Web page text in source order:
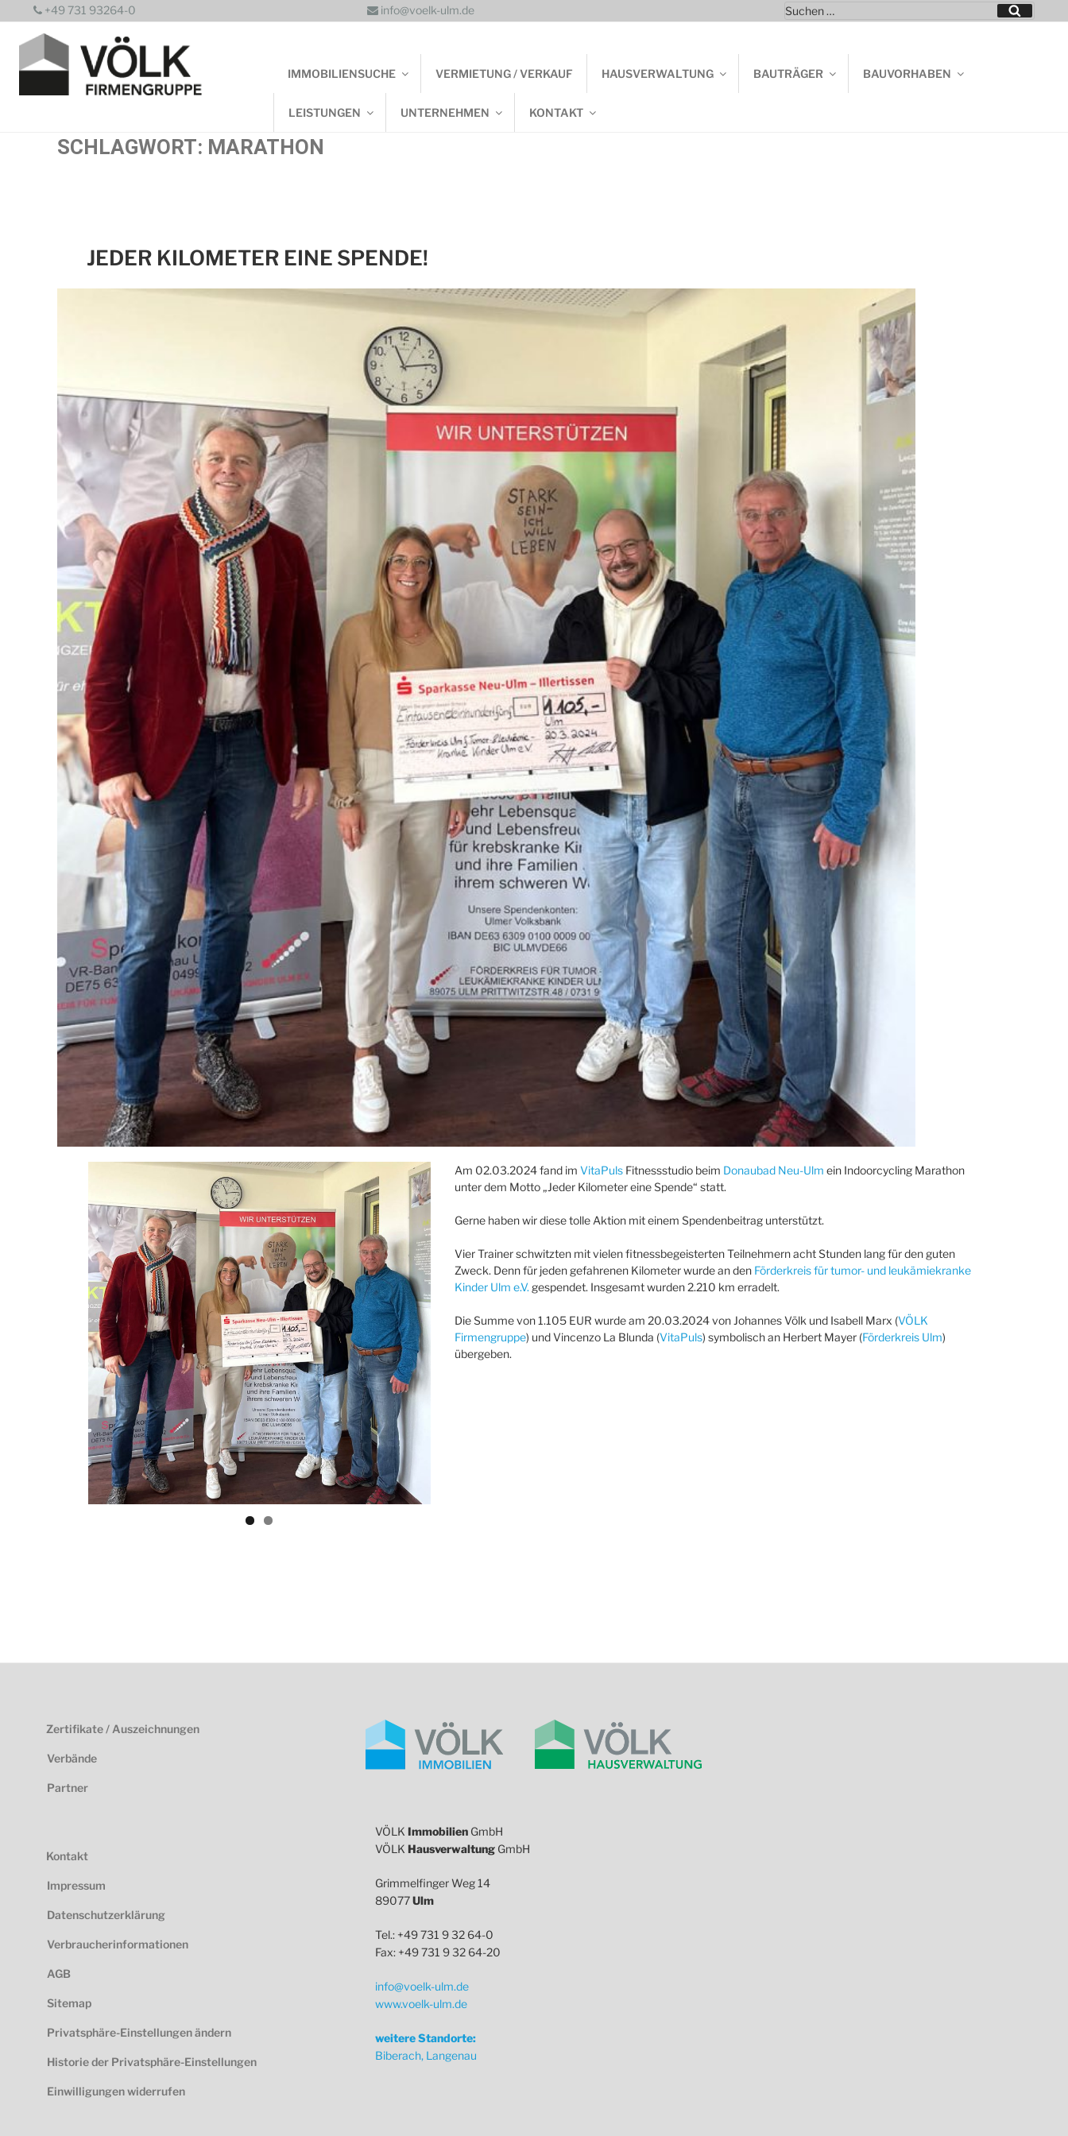
Inhalt
springen
+49 731 93264-0 info@voelk-ulm.de
Suchen
nach:
Suchen
IMMOBILIENSUCHE VERMIETUNG / VERKAUF HAUSVERWALTUNG BAUTRÄGER BAUVORHABEN
LEISTUNGEN UNTERNEHMEN KONTAKT
SCHLAGWORT: MARATHON
JEDER KILOMETER EINE SPENDE!
Am 02.03.2024 fand im VitaPulsFitnessstudio beim Donaubad Neu-Ulm ein Indoorcycling Marathon
unter dem Motto „Jeder Kilometer eine Spende“ statt.
Gerne haben wir diese tolle Aktion mit einem Spendenbeitrag unterstützt.
Vier Trainer schwitzten mit vielen fitnessbegeisterten Teilnehmern acht Stunden lang für den guten
Zweck. Denn für jeden gefahrenen Kilometer wurde an den Förderkreis für tumor- und leukämiekranke
Kinder Ulm e.V. gespendet. Insgesamt wurden 2.210 km erradelt.
Die Summe von 1.105 EUR wurde am 20.03.2024 von Johannes Völk und Isabell Marx (VÖLK
Firmengruppe) und Vincenzo La Blunda (VitaPuls) symbolisch an Herbert Mayer (Förderkreis Ulm)
übergeben.
Zertifikate / Auszeichnungen
Verbände
Partner
Kontakt
Impressum
Datenschutzerklärung
Verbraucherinformationen
AGB
Sitemap
Privatsphäre-Einstellungen ändern
Historie der Privatsphäre-Einstellungen
Einwilligungen widerrufen
VÖLK Immobilien GmbH
VÖLK Hausverwaltung GmbH
Grimmelfinger Weg 14
89077Ulm
Tel.: +49 731 9 32 64-0
Fax: +49 731 9 32 64-20
info@voelk-ulm.de
www.voelk-ulm.de
weitere Standorte:
Biberach, Langenau